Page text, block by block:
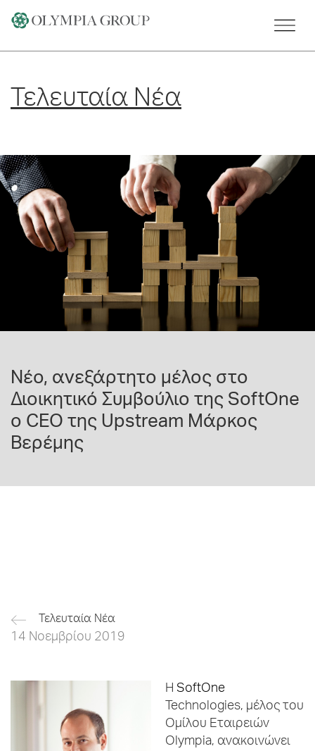
Τελευταία Νέα
Νέο, ανεξάρτητο μέλος στο
Διοικητικό Συμβούλιο της SoftOne
ο CEO της Upstream Μάρκος
Βερέμης
Τελευταία Νέα
14 Νοεμβρίου 2019
H SoftOne
Technologies, μέλος του
Ομίλου Εταιρειών
Olympia, ανακοινώνει